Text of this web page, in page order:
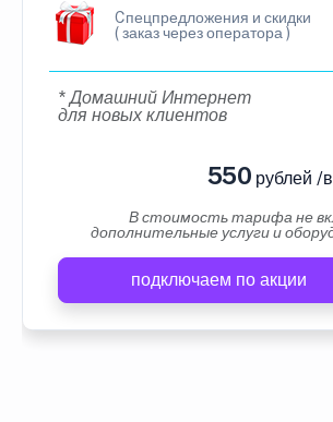
Cпецпредложения и скидки
( заказ через оператора )
* Домашний Интернет
для новых клиентов
550 рублей /
В стоимость тарифа не
дополнительные услуги и
подключаем по акции